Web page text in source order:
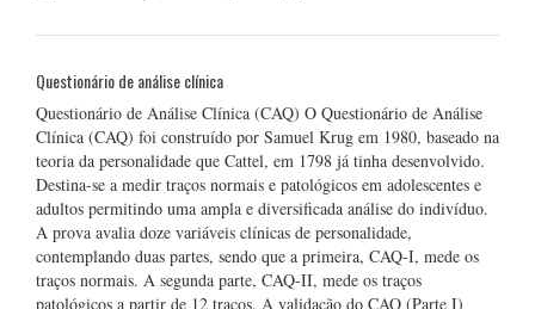
Questionário de análise clínica
Questionário de Análise Clínica (CAQ) O Questionário de Análise
Clínica (CAQ) foi construído por Samuel Krug em 1980, baseado na
teoria da personalidade que Cattel, em 1798 já tinha desenvolvido.
Destina-se a medir traços normais e patológicos em adolescentes e
adultos permitindo uma ampla e diversificada análise do indivíduo.
A prova avalia doze variáveis clínicas de personalidade,
contemplando duas partes, sendo que a primeira, CAQ-I, mede os
traços normais. A segunda parte, CAQ-II, mede os traços
patológicos a partir de 12 traços. A validação do CAQ (Parte I)